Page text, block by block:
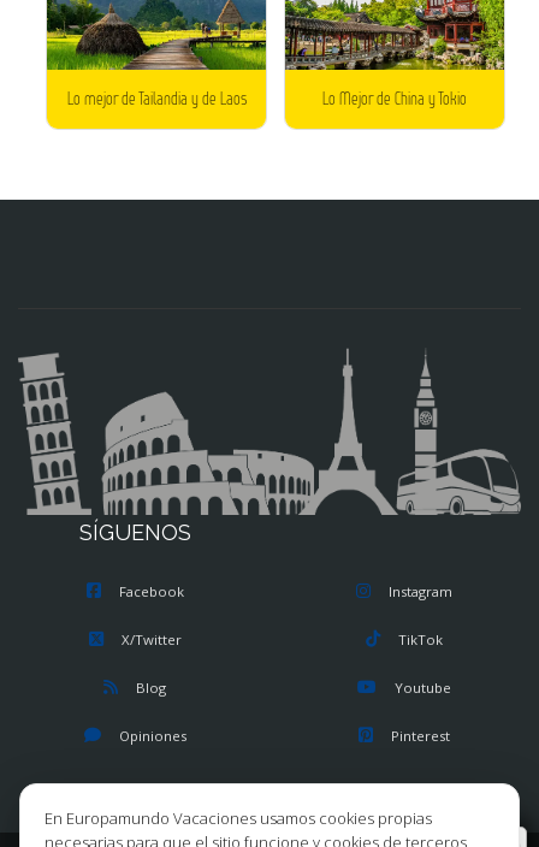
Lo mejor de Tailandia y de Laos Lo Mejor de China y Tokio
SÍGUENOS
Facebook
X/Twitter
Blog
Opiniones
Instagram
TikTok
Youtube
Pinterest
En Europamundo Vacaciones usamos cookies propias
necesarias para que el sitio funcione y cookies de terceros